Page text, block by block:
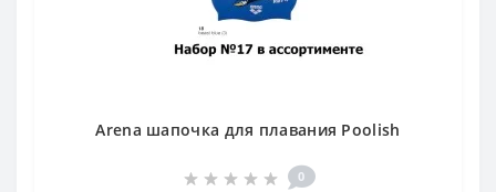
Arena шапочка для плавания Poolish
0